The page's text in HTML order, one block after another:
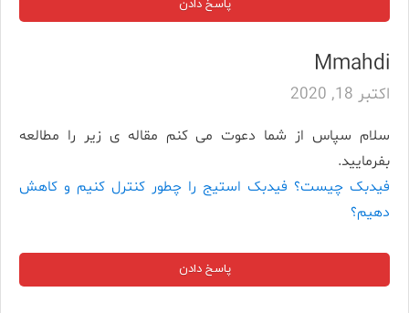
پاسخ دادن
Mmahdi
اکتبر 18, 2020
سلام سپاس از شما دعوت می کنم مقاله ی زیر را مطالعه
بفرمایید.
فیدبک چیست؟ فیدبک استیج را چطور کنترل کنیم و کاهش
دهیم؟
پاسخ دادن